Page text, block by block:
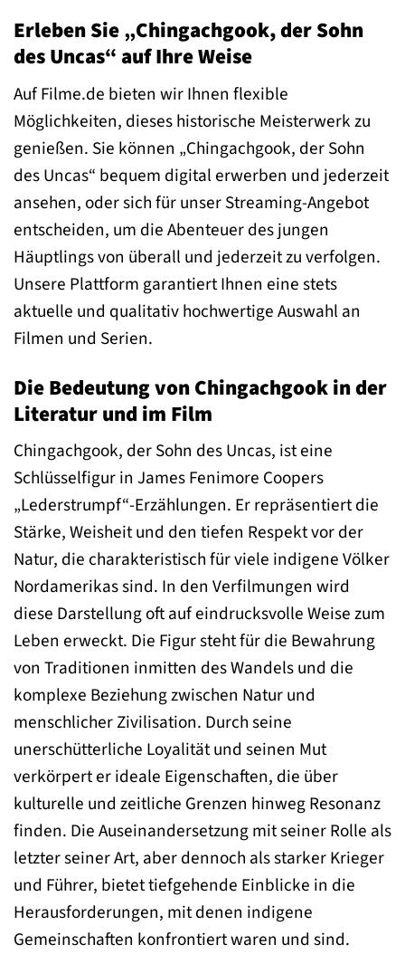
Erleben Sie „Chingachgook, der Sohn
des Uncas“ auf Ihre Weise
Auf Filme.de bieten wir Ihnen flexible
Möglichkeiten, dieses historische Meisterwerk zu
genießen. Sie können „Chingachgook, der Sohn
des Uncas“ bequem digital erwerben und jederzeit
ansehen, oder sich für unser Streaming-Angebot
entscheiden, um die Abenteuer des jungen
Häuptlings von überall und jederzeit zu verfolgen.
Unsere Plattform garantiert Ihnen eine stets
aktuelle und qualitativ hochwertige Auswahl an
Filmen und Serien.
Die Bedeutung von Chingachgook in der
Literatur und im Film
Chingachgook, der Sohn des Uncas, ist eine
Schlüsselfigur in James Fenimore Coopers
„Lederstrumpf“-Erzählungen. Er repräsentiert die
Stärke, Weisheit und den tiefen Respekt vor der
Natur, die charakteristisch für viele indigene Völker
Nordamerikas sind. In den Verfilmungen wird
diese Darstellung oft auf eindrucksvolle Weise zum
Leben erweckt. Die Figur steht für die Bewahrung
von Traditionen inmitten des Wandels und die
komplexe Beziehung zwischen Natur und
menschlicher Zivilisation. Durch seine
unerschütterliche Loyalität und seinen Mut
verkörpert er ideale Eigenschaften, die über
kulturelle und zeitliche Grenzen hinweg Resonanz
finden. Die Auseinandersetzung mit seiner Rolle als
letzter seiner Art, aber dennoch als starker Krieger
und Führer, bietet tiefgehende Einblicke in die
Herausforderungen, mit denen indigene
Gemeinschaften konfrontiert waren und sind.